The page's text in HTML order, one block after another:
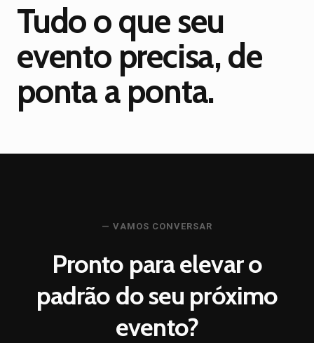
Credenciamento
Certificado
Cases
Tudo o que seu
evento precisa, de
ponta a ponta.
— VAMOS CONVERSAR
Pronto para elevar o
padrão do seu próximo
evento?